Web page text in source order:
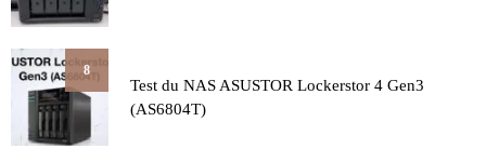
8
Test du NAS ASUSTOR Lockerstor 4 Gen3
(AS6804T)